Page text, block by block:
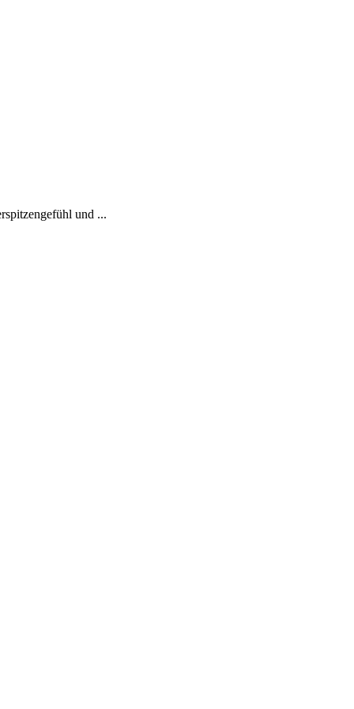
und ...